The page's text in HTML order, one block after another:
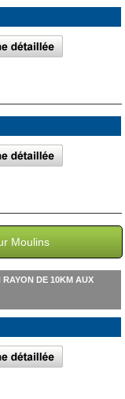
Moulins
DE 10KM AUX